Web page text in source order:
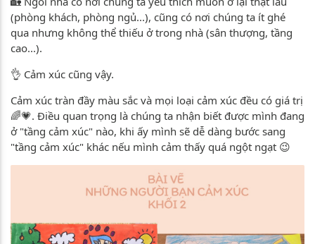
(phòng khách, phòng ngủ...), cũng có nơi chúng ta ít ghé
qua nhưng không thể thiếu ở trong nhà (sân thượng, tầng
cao...).
👌 Cảm xúc cũng vậy.
Cảm xúc tràn đầy màu sắc và mọi loại cảm xúc đều có giá trị
🌈💗. Điều quan trọng là chúng ta nhận biết được mình đang
ở "tầng cảm xúc" nào, khi ấy mình sẽ dễ dàng bước sang
"tầng cảm xúc" khác nếu mình cảm thấy quá ngột ngạt 😉